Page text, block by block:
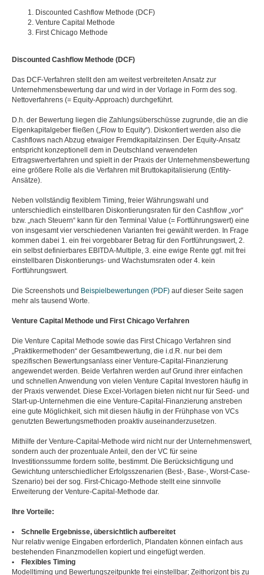
Discounted Cashflow Methode (DCF)
Venture Capital Methode
First Chicago Methode
Discounted Cashflow Methode (DCF)
Das DCF-Verfahren stellt den am weitest verbreiteten Ansatz zur
Unternehmensbewertung dar und wird in der Vorlage in Form des sog.
Nettoverfahrens (= Equity-Approach) durchgeführt.
D.h. der Bewertung liegen die Zahlungsüberschüsse zugrunde, die an die
Eigenkapitalgeber fließen („Flow to Equity“). Diskontiert werden also die
Cashflows nach Abzug etwaiger Fremdkapitalzinsen. Der Equity-Ansatz
entspricht konzeptionell dem in Deutschland verwendeten
Ertragswertverfahren und spielt in der Praxis der Unternehmensbewertung
eine größere Rolle als die Verfahren mit Bruttokapitalisierung (Entity-
Ansätze).
Neben vollständig flexiblem Timing, freier Währungswahl und
unterschiedlich einstellbaren Diskontierungsraten für den Cashflow „vor“
bzw. „nach Steuern“ kann für den Terminal Value (= Fortführungswert) eine
von insgesamt vier verschiedenen Varianten frei gewählt werden. In Frage
kommen dabei 1. ein frei vorgebbarer Betrag für den Fortführungswert, 2.
ein selbst definierbares EBITDA-Multiple, 3. eine ewige Rente ggf. mit frei
einstellbaren Diskontierungs- und Wachstumsraten oder 4. kein
Fortführungswert.
Die Screenshots und Beispielbewertungen (PDF) auf dieser Seite sagen
mehr als tausend Worte.
Venture Capital Methode und First Chicago Verfahren
Die Venture Capital Methode sowie das First Chicago Verfahren sind
„Praktikermethoden“ der Gesamtbewertung, die i.d.R. nur bei dem
spezifischen Bewertungsanlass einer Venture-Capital-Finanzierung
angewendet werden. Beide Verfahren werden auf Grund ihrer einfachen
und schnellen Anwendung von vielen Venture Capital Investoren häufig in
der Praxis verwendet. Diese Excel-Vorlagen bieten nicht nur für Seed- und
Start-up-Unternehmen die eine Venture-Capital-Finanzierung anstreben
eine gute Möglichkeit, sich mit diesen häufig in der Frühphase von VCs
genutzten Bewertungsmethoden proaktiv auseinanderzusetzen.
Mithilfe der Venture-Capital-Methode wird nicht nur der Unternehmenswert,
sondern auch der prozentuale Anteil, den der VC für seine
Investitionssumme fordern sollte, bestimmt. Die Berücksichtigung und
Gewichtung unterschiedlicher Erfolgsszenarien (Best-, Base-, Worst-Case-
Szenario) bei der sog. First-Chicago-Methode stellt eine sinnvolle
Erweiterung der Venture-Capital-Methode dar.
Ihre Vorteile:
• Schnelle Ergebnisse, übersichtlich aufbereitet
Nur relativ wenige Eingaben erforderlich, Plandaten können einfach aus
bestehenden Finanzmodellen kopiert und eingefügt werden.
• Flexibles Timing
Modelltiming und Bewertungszeitpunkte frei einstellbar; Zeithorizont bis zu